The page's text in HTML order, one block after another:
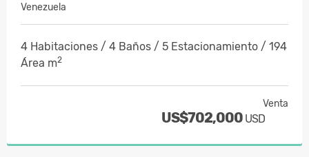
Venezuela
4 Habitaciones / 4 Baños / 5 Estacionamiento / 194
Área m2
Venta
US$702,000 USD